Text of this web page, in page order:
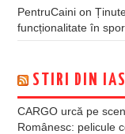
PentruCaini on
funcționalitate în
STIRI DIN IASI
CARGO urcă pe
Românesc: pelicule